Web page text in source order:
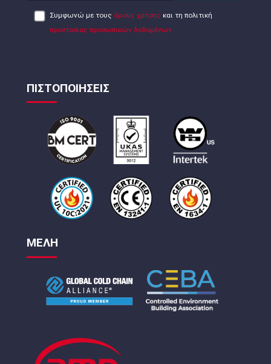
Συμφωνώ με τους όρους χρήσης και τη πολιτική
προστασίας προσωπικών δεδομένων
ΠΙΣΤΟΠΟΙΗΣΕΙΣ
ΜΕΛΗ